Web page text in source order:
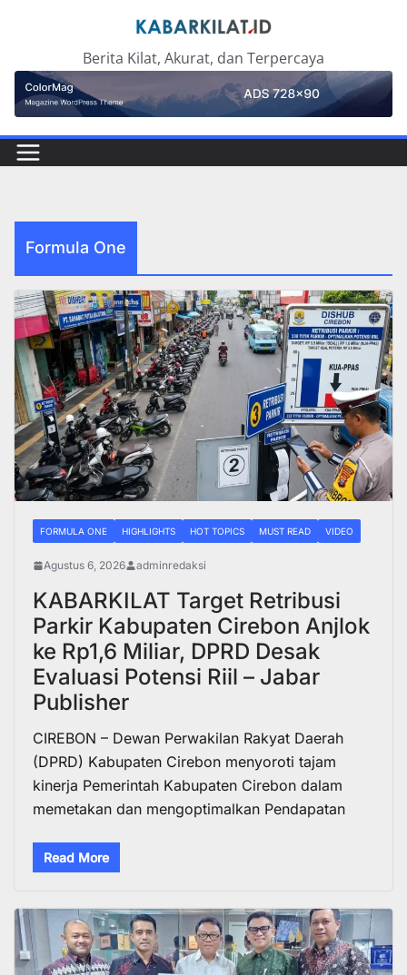
Berita Kilat, Akurat, dan Terpercaya
Formula One
FORMULA ONE HIGHLIGHTS HOT TOPICS MUST READ VIDEO
Agustus 6, 2026 adminredaksi
KABARKILAT Target Retribusi
Parkir Kabupaten Cirebon Anjlok
ke Rp1,6 Miliar, DPRD Desak
Evaluasi Potensi Riil – Jabar
Publisher
CIREBON – Dewan Perwakilan Rakyat Daerah
(DPRD) Kabupaten Cirebon menyoroti tajam
kinerja Pemerintah Kabupaten Cirebon dalam
memetakan dan mengoptimalkan Pendapatan
Read More